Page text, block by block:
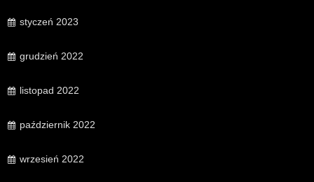
styczeń 2023
grudzień 2022
listopad 2022
październik 2022
wrzesień 2022